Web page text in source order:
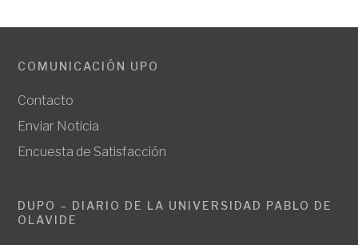
COMUNICACIÓN UPO
Contacto
Enviar Noticia
Encuesta de Satisfacción
DUPO – DIARIO DE LA UNIVERSIDAD PABLO DE
OLAVIDE